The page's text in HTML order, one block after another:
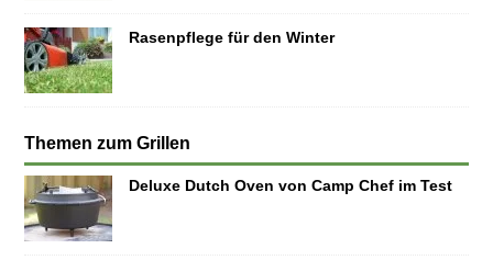
Rasenpflege für den Winter
Themen zum Grillen
Deluxe Dutch Oven von Camp Chef im Test